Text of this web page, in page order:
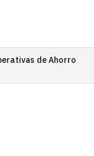
de Ahorro